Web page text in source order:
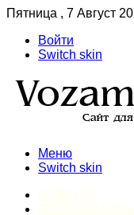
Пятница , 7 Август
Войти
Switch skin
Меню
Switch skin